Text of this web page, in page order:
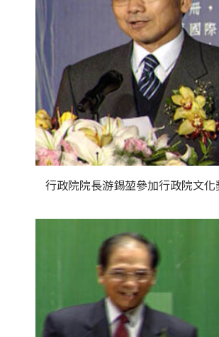
行政院院長游錫堃參加行政院文